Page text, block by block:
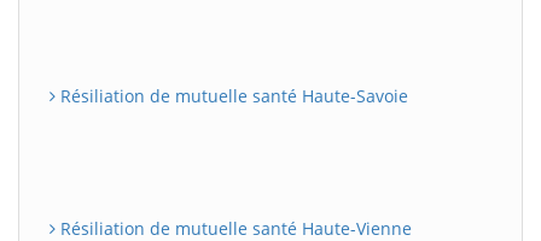
Résiliation de mutuelle santé Haute-Savoie
Résiliation de mutuelle santé Haute-Vienne